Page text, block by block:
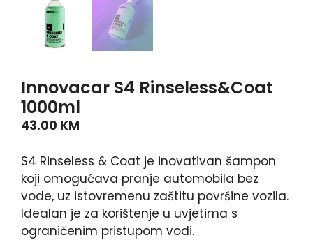
Innovacar S4 Rinseless&Coat
1000ml
43.00 KM
S4 Rinseless & Coat je inovativan šampon
koji omogućava pranje automobila bez
vode, uz istovremenu zaštitu površine vozila.
Idealan je za korištenje u uvjetima s
ograničenim pristupom vodi.